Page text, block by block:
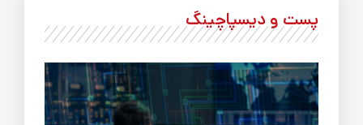
پست و دیسپاچینگ